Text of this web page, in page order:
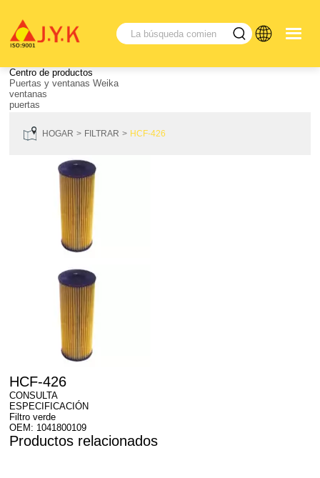
Centro de productos
Puertas y ventanas Weika
ventanas
puertas
HOGAR FILTRAR HCF-426
HCF-426
CONSULTA
ESPECIFICACIÓN
Filtro verde
OEM: 1041800109
Productos relacionados